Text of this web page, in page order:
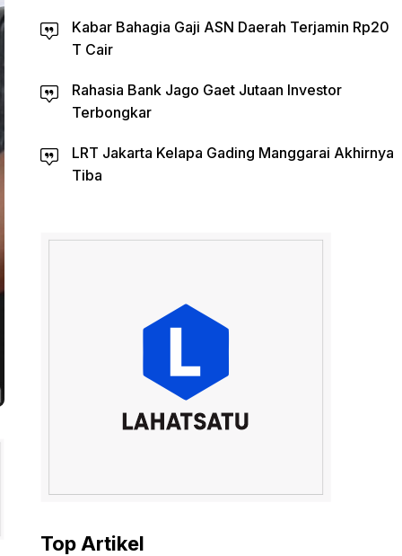
Kabar Bahagia Gaji ASN Daerah Terjamin Rp20
T Cair
Rahasia Bank Jago Gaet Jutaan Investor
Terbongkar
LRT Jakarta Kelapa Gading Manggarai Akhirnya
Tiba
Top Artikel